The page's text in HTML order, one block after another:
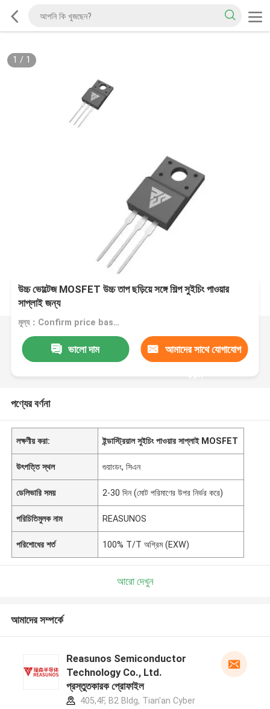
1 / 1
উচ্চ ভোল্টেজ MOSFET উচ্চ তাপ ছড়িয়ে সঙ্গে শিল্প সুইচিং পাওয়ার
সাপ্লাই জন্য
মূল্য：Confirm price based on product
ভালো দাম আমাদের সাথে যোগাযোগ
করুন
পণ্যের বর্ণনা
লক্ষণীয় করা: ইন্ডাস্ট্রিয়াল সুইচিং পাওয়ার সাপ্লাই MOSFET
উৎপত্তি স্থল গুয়াংডং, সিএন
ডেলিভারি সময় 2-30 দিন (মোট পরিমাণের উপর নির্ভর করে)
পরিচিতিমুলক নাম REASUNOS
পরিশোধের শর্ত 100% T/T অগ্রিম (EXW)
আরো দেখুন
আমাদের সম্পর্কে
Reasunos Semiconductor
Technology Co., Ltd.
প্রস্তুতকারক প্রোফাইল
405,4F, B2 Bldg, Tian'an Cyber